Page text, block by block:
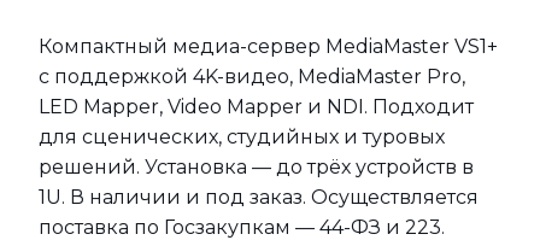
Компактный медиа-сервер MediaMaster VS1+
с поддержкой 4K-видео, MediaMaster Pro,
LED Mapper, Video Mapper и NDI. Подходит
для сценических, студийных и туровых
решений. Установка — до трёх устройств в
1U. В наличии и под заказ. Осуществляется
поставка по Госзакупкам — 44-ФЗ и 223.